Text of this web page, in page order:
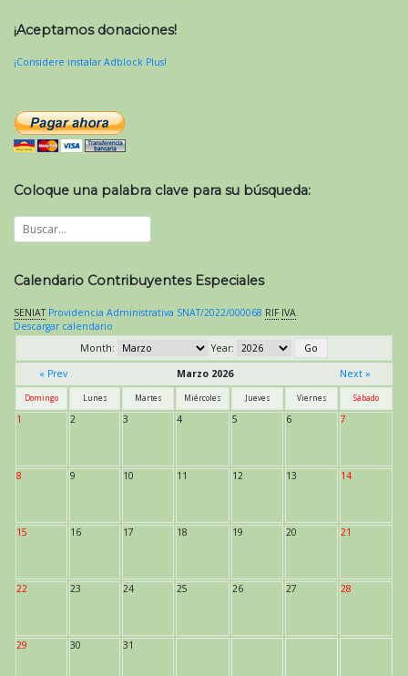
¡Aceptamos donaciones!
¡Considere instalar Adblock Plus!
Coloque una palabra clave para su búsqueda:
Calendario Contribuyentes Especiales
SENIAT Providencia Administrativa SNAT/2022/000068 RIF IVA
Descargar calendario
Month:
Year:
« Prev
Marzo 2026 Next »
Domingo Lunes Martes Miércoles Jueves Viernes Sábado
1 2 3 4 5 6 7
8 9 10 11 12 13 14
15 16 17 18 19 20 21
22 23 24 25 26 27 28
29 30 31